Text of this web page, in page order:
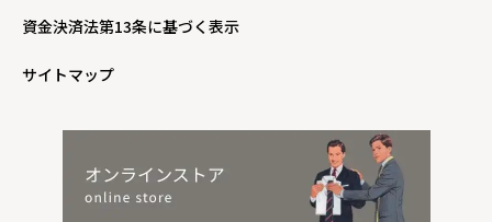
資金決済法第13条に基づく表示
サイトマップ